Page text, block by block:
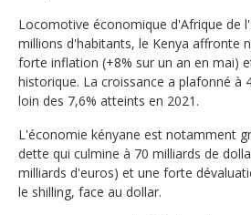
Locomotive économique d'Afrique de
millions d'habitants, le Kenya affronte
forte inflation (+8% sur un an en mai)
historique. La croissance a plafonné à
loin des 7,6% atteints en 2021.
L'économie kényane est notamment
dette qui culmine à 70 milliards de
milliards d'euros) et une forte
le shilling, face au dollar.